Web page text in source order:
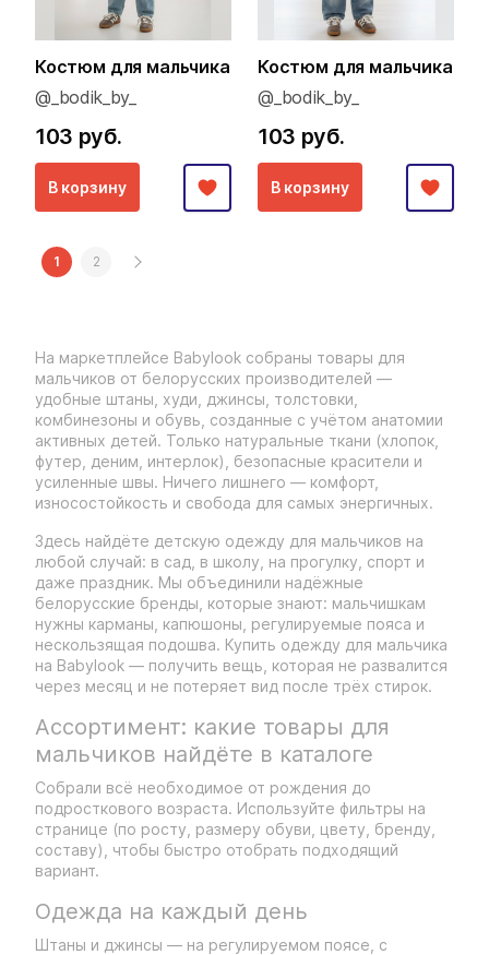
Костюм для мальчика
@_bodik_by_
103 руб.
В корзину
Костюм для мальчика
@_bodik_by_
103 руб.
В корзину
1 2
На маркетплейсе Babylook собраны товары для
мальчиков от белорусских производителей —
удобные штаны, худи, джинсы, толстовки,
комбинезоны и обувь, созданные с учётом анатомии
активных детей. Только натуральные ткани (хлопок,
футер, деним, интерлок), безопасные красители и
усиленные швы. Ничего лишнего — комфорт,
износостойкость и свобода для самых энергичных.
Здесь найдёте детскую одежду для мальчиков на
любой случай: в сад, в школу, на прогулку, спорт и
даже праздник. Мы объединили надёжные
белорусские бренды, которые знают: мальчишкам
нужны карманы, капюшоны, регулируемые пояса и
нескользящая подошва. Купить одежду для мальчика
на Babylook — получить вещь, которая не развалится
через месяц и не потеряет вид после трёх стирок.
Ассортимент: какие товары для
мальчиков найдёте в каталоге
Собрали всё необходимое от рождения до
подросткового возраста. Используйте фильтры на
странице (по росту, размеру обуви, цвету, бренду,
составу), чтобы быстро отобрать подходящий
вариант.
Одежда на каждый день
Штаны и джинсы — на регулируемом поясе, с